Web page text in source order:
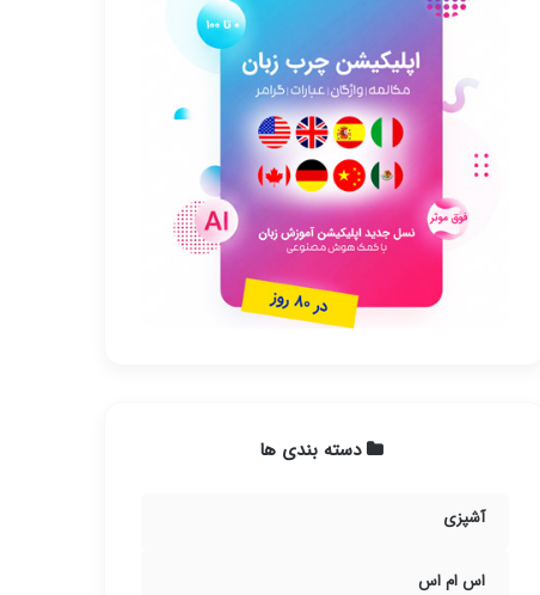
دسته بندی ها
آشپزی
اس ام اس